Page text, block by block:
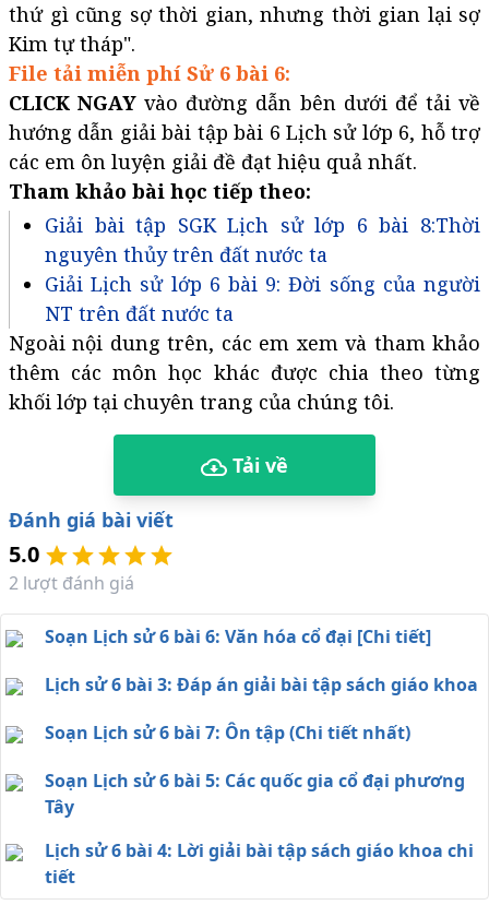
thứ gì cũng sợ thời gian, nhưng thời gian lại sợ
Kim tự tháp".
File tải miễn phí Sử 6 bài 6:
CLICK NGAY vào đường dẫn bên dưới để tải về
hướng dẫn giải bài tập bài 6 Lịch sử lớp 6, hỗ trợ
các em ôn luyện giải đề đạt hiệu quả nhất.
Tham khảo bài học tiếp theo:
Giải bài tập SGK Lịch sử lớp 6 bài 8:Thời
nguyên thủy trên đất nước ta
Giải Lịch sử lớp 6 bài 9: Đời sống của người
NT trên đất nước ta
Ngoài nội dung trên, các em xem và tham khảo
thêm các môn học khác được chia theo từng
khối lớp tại chuyên trang của chúng tôi.
Tải về
Đánh giá bài viết
5.0
2 lượt đánh giá
Soạn Lịch sử 6 bài 6: Văn hóa cổ đại [Chi tiết]
Lịch sử 6 bài 3: Đáp án giải bài tập sách giáo khoa
Soạn Lịch sử 6 bài 7: Ôn tập (Chi tiết nhất)
Soạn Lịch sử 6 bài 5: Các quốc gia cổ đại phương
Tây
Lịch sử 6 bài 4: Lời giải bài tập sách giáo khoa chi
tiết